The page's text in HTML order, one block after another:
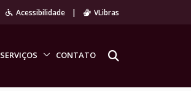
Acessibilidade | VLibras
SERVIÇOS CONTATO